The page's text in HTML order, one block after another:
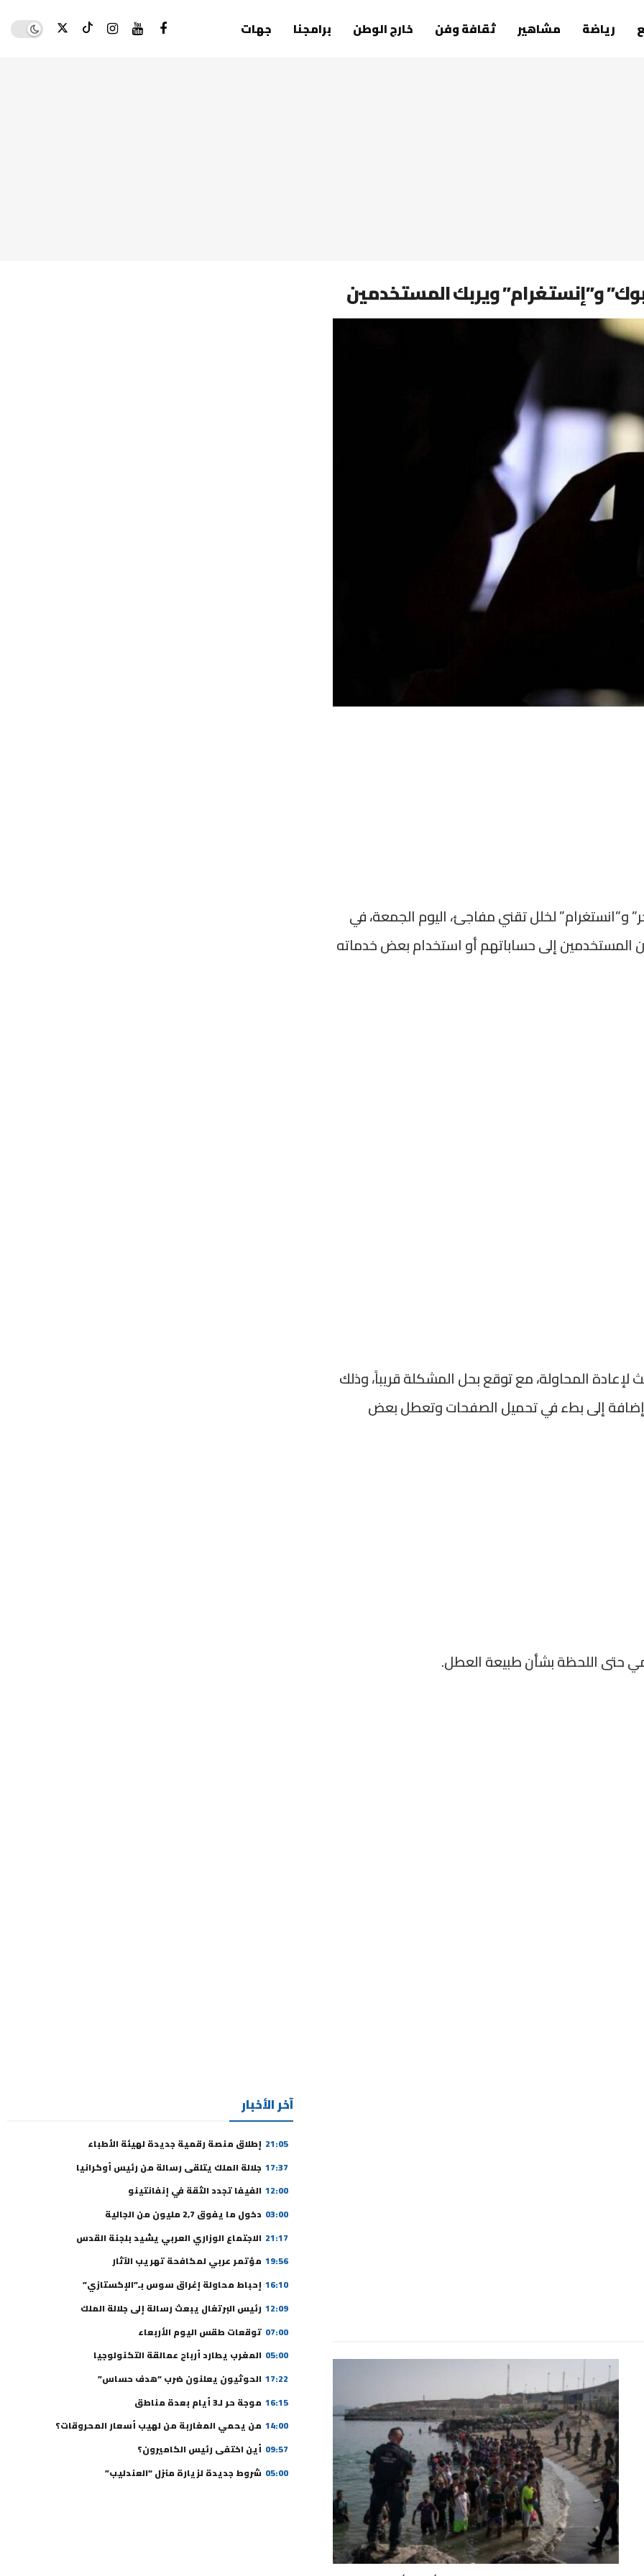
رياضة مشاهير ثقافة وفن خارج الوطن برامجنا جهات mode
و”إنستغرام” ويربك المستخدمين
لخلل تقني مفاجئ، اليوم الجمعة، في
المستخدمين إلى حساباتهم أو استخدام بعض خدماته
المحاولة، مع توقع بحل المشكلة قريباً، وذلك
إضافة إلى بطء في تحميل الصفحات وتعطل بعض
حتى اللحظة بشأن طبيعة العطل.
آخر الأخبار
21:05 إطلاق منصة رقمية جديدة لهيئة الأطباء
17:37 جلالة الملك يتلقى رسالة من رئيس أوكرانيا
12:00 الفيفا تجدد الثقة في إنفانتينو
03:00 دخول ما يفوق 2,7 مليون من الجالية
21:17 الاجتماع الوزاري العربي يشيد بلجنة القدس
19:56 مؤتمر عربي لمكافحة تهريب الآثار
16:10 إحباط محاولة إغراق سوس بـ”الإكستازي”
12:09 رئيس البرتغال يبعث رسالة إلى جلالة الملك
07:00 توقعات طقس اليوم الأربعاء
05:00 المغرب يطارد أرباح عمالقة التكنولوجيا
17:22 الحوثيون يعلنون ضرب “هدف حساس”
16:15 موجة حر لـ3 أيام بعدة مناطق
14:00 من يحمي المغاربة من لهيب أسعار المحروقات؟
09:57 أين اختفى رئيس الكاميرون؟
05:00 شروط جديدة لزيارة منزل “العندليب”